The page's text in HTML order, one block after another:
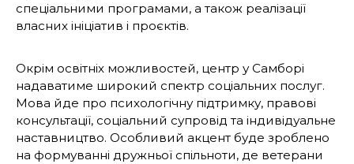
спеціальними програмами, а також реалізації
власних ініціатив і проєктів.
Окрім освітніх можливостей, центр у Самборі
надаватиме широкий спектр соціальних послуг.
Мова йде про психологічну підтримку, правові
консультації, соціальний супровід та індивідуальне
наставництво. Особливий акцент буде зроблено
на формуванні дружньої спільноти, де ветерани